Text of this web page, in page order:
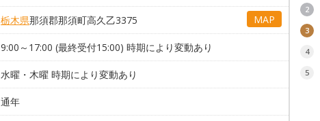
栃木県那須郡那須町高久乙3375 MAP
9:00～17:00 (最終受付15:00) 時期により変動あり
水曜・木曜 時期により変動あり
通年
2
3
4
5